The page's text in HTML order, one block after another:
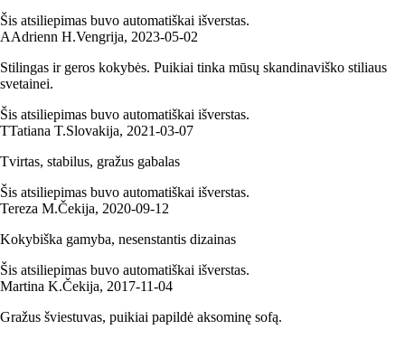
Šis atsiliepimas buvo automatiškai išverstas.
AAdrienn H.Vengrija, 2023‑05‑02
Stilingas ir geros kokybės. Puikiai tinka mūsų skandinaviško stiliaus
svetainei.
Šis atsiliepimas buvo automatiškai išverstas.
TTatiana T.Slovakija, 2021‑03‑07
Tvirtas, stabilus, gražus gabalas
Šis atsiliepimas buvo automatiškai išverstas.
Tereza M.Čekija, 2020‑09‑12
Kokybiška gamyba, nesenstantis dizainas
Šis atsiliepimas buvo automatiškai išverstas.
Martina K.Čekija, 2017‑11‑04
Gražus šviestuvas, puikiai papildė aksominę sofą.